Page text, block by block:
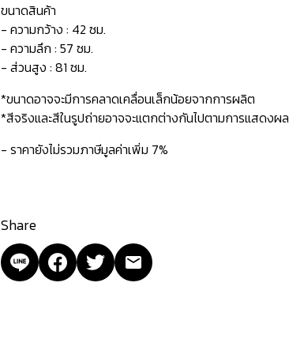
ขนาดสินค้า
- ความกว้าง : 42 ซม.
- ความลึก : 57 ซม.
- ส่วนสูง : 81 ซม.
*ขนาดอาจจะมีการคลาดเคลื่อนเล็กน้อยจากการผลิต
*สีจริงและสีในรูปถ่ายอาจจะแตกต่างกันไปตามการแสดงผล
- ราคายังไม่รวมภาษีมูลค่าเพิ่ม 7%
Share